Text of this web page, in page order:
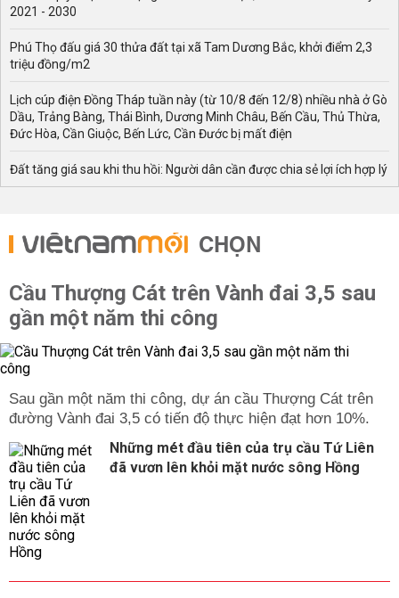
2021 - 2030
Phú Thọ đấu giá 30 thửa đất tại xã Tam Dương Bắc, khởi điểm 2,3
triệu đồng/m2
Lịch cúp điện Đồng Tháp tuần này (từ 10/8 đến 12/8) nhiều nhà ở Gò
Dầu, Trảng Bàng, Thái Bình, Dương Minh Châu, Bến Cầu, Thủ Thừa,
Đức Hòa, Cần Giuộc, Bến Lức, Cần Đước bị mất điện
Đất tăng giá sau khi thu hồi: Người dân cần được chia sẻ lợi ích hợp lý
CHỌN
Cầu Thượng Cát trên Vành đai 3,5 sau
gần một năm thi công
Sau gần một năm thi công, dự án cầu Thượng Cát trên
đường Vành đai 3,5 có tiến độ thực hiện đạt hơn 10%.
Những mét đầu tiên của trụ cầu Tứ Liên
đã vươn lên khỏi mặt nước sông Hồng